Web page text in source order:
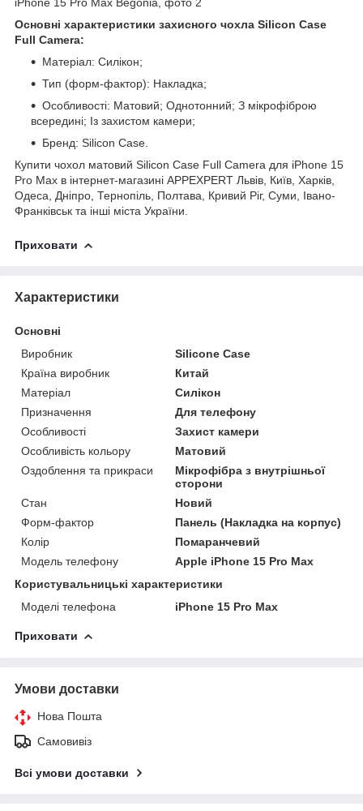
Основні характеристики захисного чохла Silicon Case
Full Camera:
Матеріал: Силікон;
Тип (форм-фактор): Накладка;
Особливості: Матовий; Однотонний; З мікрофіброю
всередині; Із захистом камери;
Бренд: Silicon Case.
Купити чохол матовий Silicon Case Full Camera для iPhone 15
Pro Max в інтернет-магазині APPEXPERT Львів, Київ, Харків,
Одеса, Дніпро, Тернопіль, Полтава, Кривий Ріг, Суми, Івано-
Франківськ та інші міста України.
Приховати
Характеристики
Основні
Виробник
Silicone Case
Країна виробник
Китай
Матеріал
Силікон
Призначення
Для телефону
Особливості
Захист камери
Особливість кольору
Матовий
Оздоблення та прикраси
Мікрофібра з внутрішньої
сторони
Стан
Новий
Форм-фактор
Панель (Накладка на корпус)
Колір
Помаранчевий
Модель телефону
Apple iPhone 15 Pro Max
Користувальницькі характеристики
Моделі телефона
iPhone 15 Pro Max
Приховати
Умови доставки
Нова Пошта
Самовивіз
Всі умови доставки